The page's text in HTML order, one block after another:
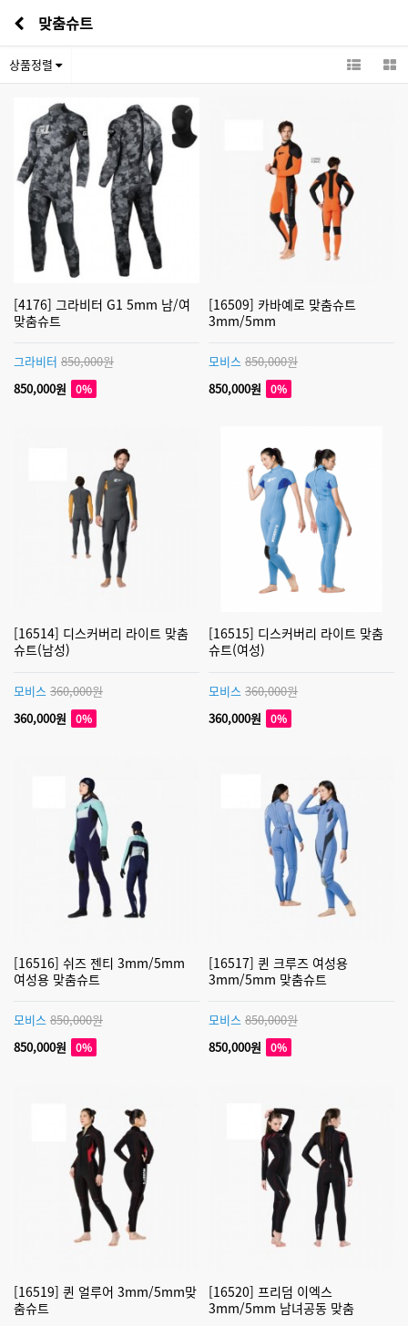
맞춤슈트
상품정렬
[4176] 그라비터 G1 5mm 남/여
맞춤슈트
그라비터 850,000원
850,000원
0%
[16509] 카바예로 맞춤슈트
3mm/5mm
모비스 850,000원
850,000원
0%
[16514] 디스커버리 라이트 맞춤
슈트(남성)
모비스 360,000원
360,000원
0%
[16515] 디스커버리 라이트 맞춤
슈트(여성)
모비스 360,000원
360,000원
0%
[16516] 쉬즈 젠티 3mm/5mm
여성용 맞춤슈트
모비스 850,000원
850,000원
0%
[16517] 퀸 크루즈 여성용
3mm/5mm 맞춤슈트
모비스 850,000원
850,000원
0%
[16519] 퀸 얼루어 3mm/5mm맞
춤슈트
[16520] 프리덤 이엑스
3mm/5mm 남녀공동 맞춤